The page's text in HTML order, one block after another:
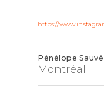
https://
Pénélope Sauvé
Montréal